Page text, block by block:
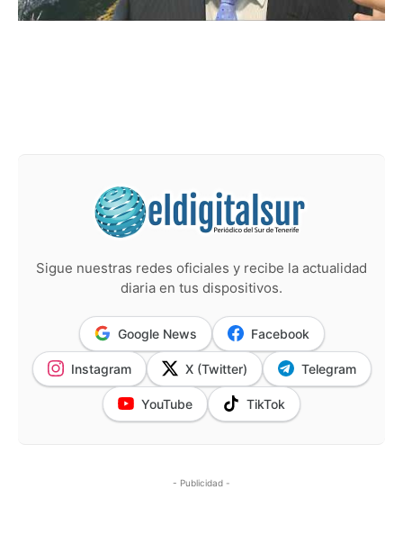
Sigue nuestras redes oficiales y recibe la actualidad
diaria en tus dispositivos.
Google News Facebook
Instagram X (Twitter) Telegram
YouTube TikTok
- Publicidad -